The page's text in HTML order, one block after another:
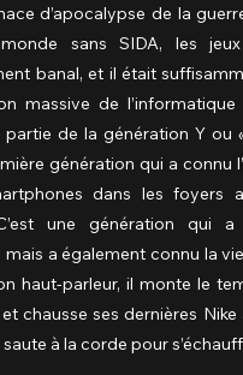
d’apocalypse de la
sans SIDA, les
banal, et il était
massive de
de la génération Y ou
génération qui a connu
dans les foyers
une génération qui
a également connu la vie
haut-parleur, il monte le
chausse ses dernières
à la corde pour